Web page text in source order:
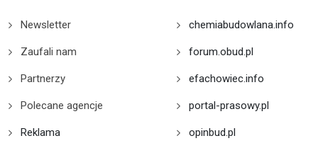
Newsletter
Zaufali nam
Partnerzy
Polecane agencje
Reklama
chemiabudowlana.info
forum.obud.pl
efachowiec.info
portal-prasowy.pl
opinbud.pl